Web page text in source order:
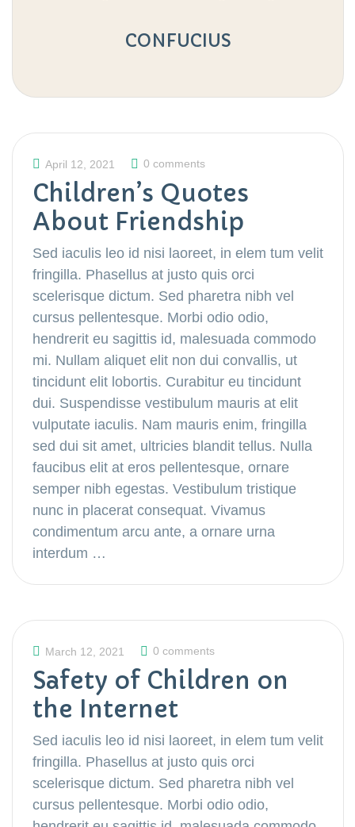
CONFUCIUS
April 12, 2021 0 comments
Children’s Quotes
About Friendship
Sed iaculis leo id nisi laoreet, in elem tum velit
fringilla. Phasellus at justo quis orci
scelerisque dictum. Sed pharetra nibh vel
cursus pellentesque. Morbi odio odio,
hendrerit eu sagittis id, malesuada commodo
mi. Nullam aliquet elit non dui convallis, ut
tincidunt elit lobortis. Curabitur eu tincidunt
dui. Suspendisse vestibulum mauris at elit
vulputate iaculis. Nam mauris enim, fringilla
sed dui sit amet, ultricies blandit tellus. Nulla
faucibus elit at eros pellentesque, ornare
semper nibh egestas. Vestibulum tristique
nunc in placerat consequat. Vivamus
condimentum arcu ante, a ornare urna
interdum …
March 12, 2021 0 comments
Safety of Children on
the Internet
Sed iaculis leo id nisi laoreet, in elem tum velit
fringilla. Phasellus at justo quis orci
scelerisque dictum. Sed pharetra nibh vel
cursus pellentesque. Morbi odio odio,